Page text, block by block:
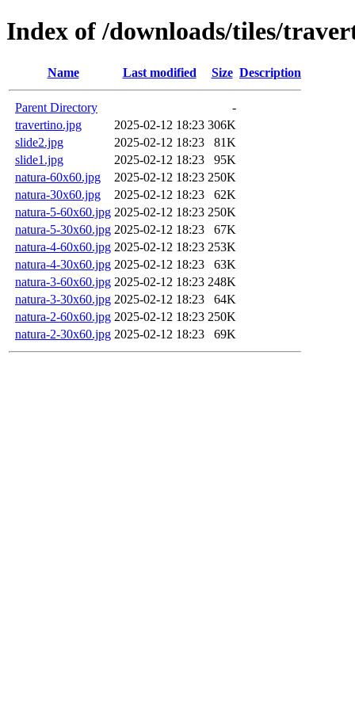
Index of /downloads/tiles/
Name Last modified Size Description
Parent Directory
-
travertino.jpg
2025-02-12 18:23 306K
slide2.jpg
2025-02-12 18:23
81K
slide1.jpg
2025-02-12 18:23
95K
natura-60x60.jpg
2025-02-12 18:23 250K
natura-30x60.jpg
2025-02-12 18:23
62K
natura-5-60x60.jpg 2025-02-12 18:23 250K
natura-5-30x60.jpg 2025-02-12 18:23
67K
natura-4-60x60.jpg 2025-02-12 18:23 253K
natura-4-30x60.jpg 2025-02-12 18:23
63K
natura-3-60x60.jpg 2025-02-12 18:23 248K
natura-3-30x60.jpg 2025-02-12 18:23
64K
natura-2-60x60.jpg 2025-02-12 18:23 250K
natura-2-30x60.jpg 2025-02-12 18:23 69K